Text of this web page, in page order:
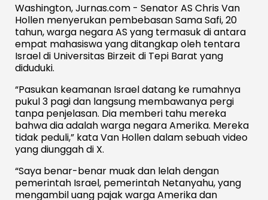
Washington, Jurnas.com - Senator AS Chris Van
Hollen menyerukan pembebasan Sama Safi, 20
tahun, warga negara AS yang termasuk di antara
empat mahasiswa yang ditangkap oleh tentara
Israel di Universitas Birzeit di Tepi Barat yang
diduduki.
“Pasukan keamanan Israel datang ke rumahnya
pukul 3 pagi dan langsung membawanya pergi
tanpa penjelasan. Dia memberi tahu mereka
bahwa dia adalah warga negara Amerika. Mereka
tidak peduli,” kata Van Hollen dalam sebuah video
yang diunggah di X.
“Saya benar-benar muak dan lelah dengan
pemerintah Israel, pemerintah Netanyahu, yang
mengambil uang pajak warga Amerika dan